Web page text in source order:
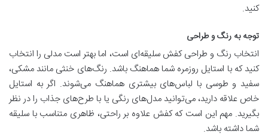
کنید.
توجه به رنگ و طراحی
انتخاب رنگ و طراحی کفش سلیقه‌ای است، اما بهتر است مدلی را انتخاب
کنید که با استایل روزمره شما هماهنگ باشد. رنگ‌های خنثی مانند مشکی،
سفید و طوسی با لباس‌های بیشتری هماهنگ می‌شوند. اگر به استایل
خاص علاقه دارید، می‌توانید مدل‌های رنگی یا با طرح‌های جذاب را در نظر
بگیرید. مهم این است که کفش علاوه بر راحتی، ظاهری متناسب با سلیقه
شما داشته باشد.